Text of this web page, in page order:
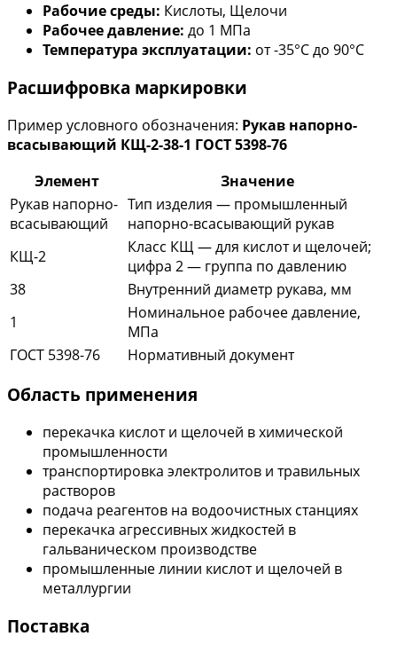
Рабочие среды: Кислоты, Щелочи
Рабочее давление: до 1 МПа
Температура эксплуатации: от -35°С до 90°С
Расшифровка маркировки
Пример условного обозначения: Рукав напорно-
всасывающий КЩ-2-38-1 ГОСТ 5398-76
Элемент
Значение
Рукав напорно-
всасывающий
Тип изделия — промышленный
напорно-всасывающий рукав
КЩ-2
Класс КЩ — для кислот и щелочей;
цифра 2 — группа по давлению
38
Внутренний диаметр рукава, мм
1
Номинальное рабочее давление,
МПа
ГОСТ 5398-76
Нормативный документ
Область применения
перекачка кислот и щелочей в химической
промышленности
транспортировка электролитов и травильных
растворов
подача реагентов на водоочистных станциях
перекачка агрессивных жидкостей в
гальваническом производстве
промышленные линии кислот и щелочей в
металлургии
Поставка